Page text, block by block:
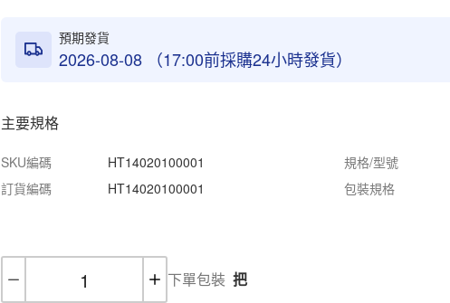
預期發貨
2026-08-08 （17:00前採購24小時發貨）
主要規格
SKU編碼 HT14020100001 規格/型號
訂貨編碼
HT14020100001 包裝規格
下單包裝 把